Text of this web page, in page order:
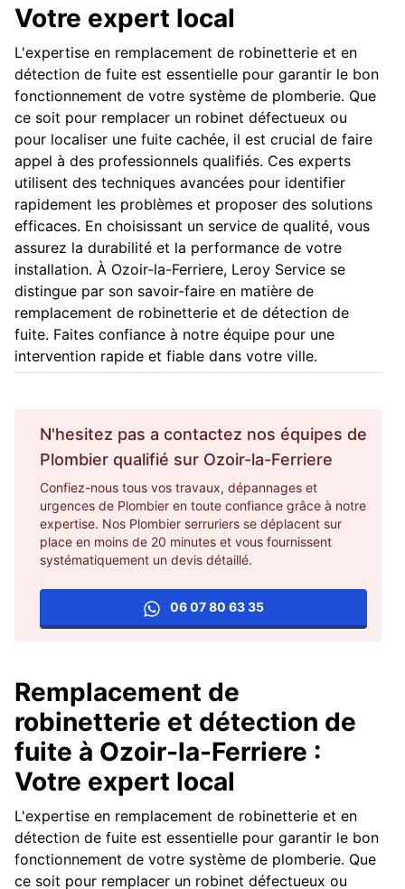
Votre expert local
L'expertise en remplacement de robinetterie et en
détection de fuite est essentielle pour garantir le bon
fonctionnement de votre système de plomberie. Que
ce soit pour remplacer un robinet défectueux ou
pour localiser une fuite cachée, il est crucial de faire
appel à des professionnels qualifiés. Ces experts
utilisent des techniques avancées pour identifier
rapidement les problèmes et proposer des solutions
efficaces. En choisissant un service de qualité, vous
assurez la durabilité et la performance de votre
installation. À Ozoir-la-Ferriere, Leroy Service se
distingue par son savoir-faire en matière de
remplacement de robinetterie et de détection de
fuite. Faites confiance à notre équipe pour une
intervention rapide et fiable dans votre ville.
N'hesitez pas a contactez nos équipes de
Plombier qualifié sur Ozoir-la-Ferriere
Confiez-nous tous vos travaux, dépannages et
urgences de Plombier en toute confiance grâce à notre
expertise. Nos Plombier serruriers se déplacent sur
place en moins de 20 minutes et vous fournissent
systématiquement un devis détaillé.
06 07 80 63 35
Remplacement de
robinetterie et détection de
fuite à Ozoir-la-Ferriere :
Votre expert local
L'expertise en remplacement de robinetterie et en
détection de fuite est essentielle pour garantir le bon
fonctionnement de votre système de plomberie. Que
ce soit pour remplacer un robinet défectueux ou